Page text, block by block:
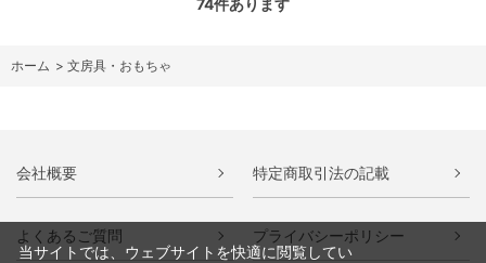
74件あります
ホーム > 文房具・おもちゃ
会社概要 特定商取引法の記載
よくあるご質問 プライバシーポリシー
当サイトでは、ウェブサイトを快適に閲覧してい